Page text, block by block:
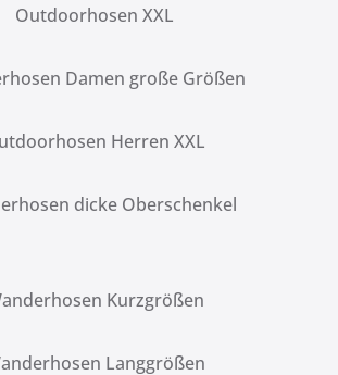
Outdoorhosen XXL
Damen große Größen
Herren XXL
dicke Oberschenkel
Kurzgrößen
Langgrößen